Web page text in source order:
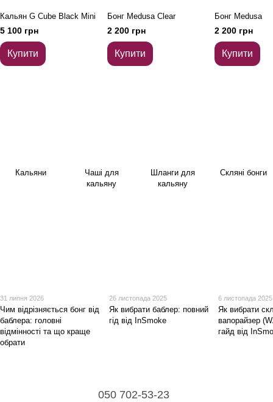
Кальян G Cube Black Mini
5 100 грн
Купити
Бонг Medusa Clear
2 200 грн
Купити
Бонг Medusa
2 200 грн
Купити
Кальяни
Чаші для
кальяну
Шланги для
кальяну
Скляні бонги
31 липня 2026
Чим відрізняється бонг від
баблера: головні
відмінності та що краще
обрати
26 листопада 2025
Як вибрати баблер: повний
гід від InSmoke
6 листопада 2025
Як вибрати
вапорайзер
гайд від
050 702-53-23